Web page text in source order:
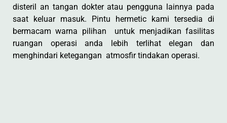
disteril an tangan dokter atau pengguna lainnya pada
saat keluar masuk. Pintu hermetic kami tersedia di
bermacam warna pilihan untuk menjadikan fasilitas
ruangan operasi anda lebih terlihat elegan dan
menghindari ketegangan atmosfir tindakan operasi.